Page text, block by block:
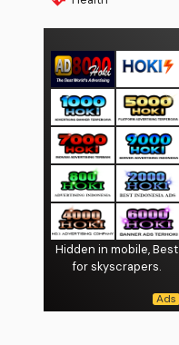
Hidden in mobile, Best
for skyscrapers.